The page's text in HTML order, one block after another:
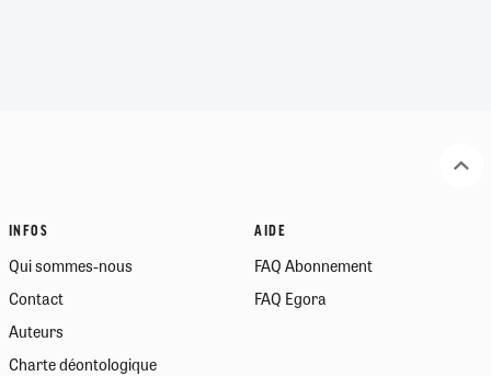
INFOS
Qui sommes-nous
Contact
Auteurs
Charte déontologique
AIDE
FAQ Abonnement
FAQ Egora